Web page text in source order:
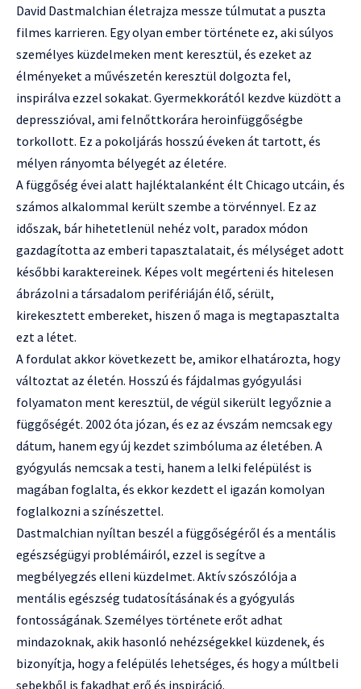
David Dastmalchian életrajza messze túlmutat a puszta
filmes karrieren. Egy olyan ember története ez, aki súlyos
személyes küzdelmeken ment keresztül, és ezeket az
élményeket a művészetén keresztül dolgozta fel,
inspirálva ezzel sokakat. Gyermekkorától kezdve küzdött a
depresszióval, ami felnőttkorára heroinfüggőségbe
torkollott. Ez a pokoljárás hosszú éveken át tartott, és
mélyen rányomta bélyegét az életére.
A függőség évei alatt hajléktalanként élt Chicago utcáin, és
számos alkalommal került szembe a törvénnyel. Ez az
időszak, bár hihetetlenül nehéz volt, paradox módon
gazdagította az emberi tapasztalatait, és mélységet adott
későbbi karaktereinek. Képes volt megérteni és hitelesen
ábrázolni a társadalom perifériáján élő, sérült,
kirekesztett embereket, hiszen ő maga is megtapasztalta
ezt a létet.
A fordulat akkor következett be, amikor elhatározta, hogy
változtat az életén. Hosszú és fájdalmas gyógyulási
folyamaton ment keresztül, de végül sikerült legyőznie a
függőségét. 2002 óta józan, és ez az évszám nemcsak egy
dátum, hanem egy új kezdet szimbóluma az életében. A
gyógyulás nemcsak a testi, hanem a lelki felépülést is
magában foglalta, és ekkor kezdett el igazán komolyan
foglalkozni a színészettel.
Dastmalchian nyíltan beszél a függőségéről és a mentális
egészségügyi problémáiról, ezzel is segítve a
megbélyegzés elleni küzdelmet. Aktív szószólója a
mentális egészség tudatosításának és a gyógyulás
fontosságának. Személyes története erőt adhat
mindazoknak, akik hasonló nehézségekkel küzdenek, és
bizonyítja, hogy a felépülés lehetséges, és hogy a múltbeli
sebekből is fakadhat erő és inspiráció.